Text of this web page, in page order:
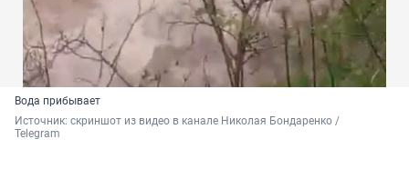
Вода прибывает
Источник: скриншот из видео в канале Николая Бондаренко /
Telegram